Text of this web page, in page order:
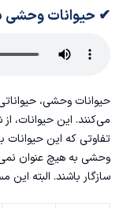
✔ حیوانات وحشی
حیوانات وحشی،
می‌کنند. این حیوانات،
تفاوتی که این حیوانات
وحشی به هیچ عنوان
سازگار باشند. البته